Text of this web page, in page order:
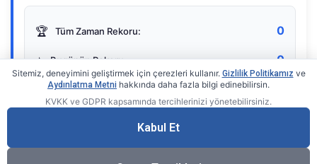
🏆 Tüm Zaman Rekoru: 0
⭐ Bugünün Rekoru: 0
Gerçek zamanlı sayaç
Sitemiz, deneyimini geliştirmek için çerezleri kullanır. Gizlilik Politikamız ve
Aydınlatma Metni hakkında daha fazla bilgi edinebilirsin.
KVKK ve GDPR kapsamında tercihlerinizi yönetebilirsiniz.
Kabul Et